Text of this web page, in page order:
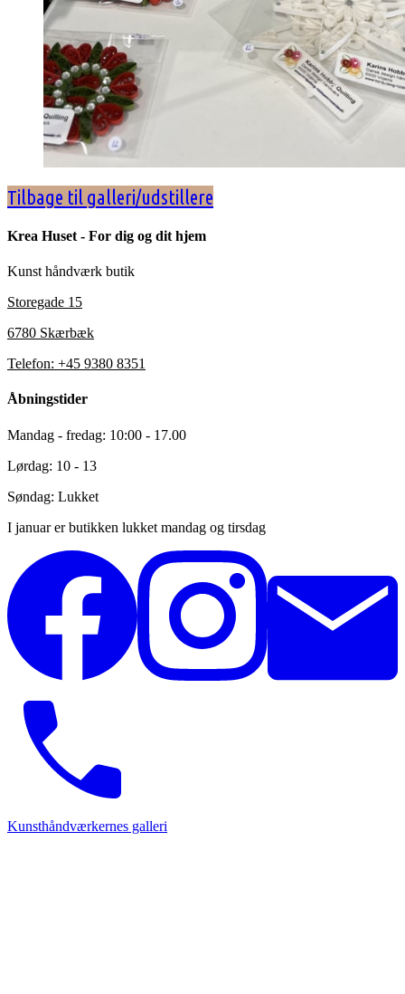
Tilbage til galleri/udstillere
Krea Huset - For dig og dit hjem
Kunst håndværk butik
Storegade 15
6780 Skærbæk
Telefon: +45 9380 8351
Åbningstider
Mandag - fredag: 10:00 - 17.00
Lørdag: 10 - 13
Søndag: Lukket
I januar er butikken lukket mandag og tirsdag
Kunsthåndværkernes galleri